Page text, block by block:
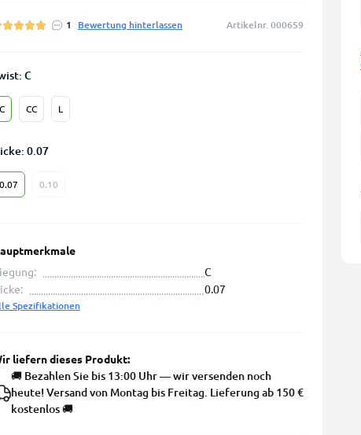
1 Bewertung hinterlassen Artikelnr. 000659
С
С СС L
0.07
0.07 0.10
С
0.07
Spezifikationen
liefern dieses Produkt:
🚚 Bezahlen Sie bis 13:00 Uhr — wir versenden noch
heute! Versand von Montag bis Freitag. Lieferung ab 150 €
kostenlos 🚚